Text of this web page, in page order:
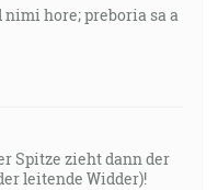
nimi hore; preboria sa a
Spitze zieht dann der
leitende Widder)!